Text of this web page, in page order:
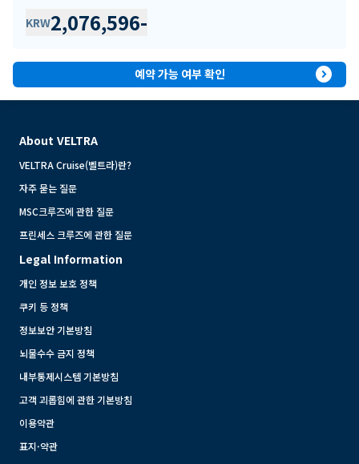
KRW2,076,596-
예약 가능 여부 확인 expand_circle_right
About VELTRA
VELTRA Cruise(벨트라)란?
자주 묻는 질문
MSC크루즈에 관한 질문
프린세스 크루즈에 관한 질문
Legal Information
개인 정보 보호 정책
쿠키 등 정책
정보보안 기본방침
뇌물수수 금지 정책
내부통제시스템 기본방침
고객 괴롭힘에 관한 기본방침
이용약관
표지·약관